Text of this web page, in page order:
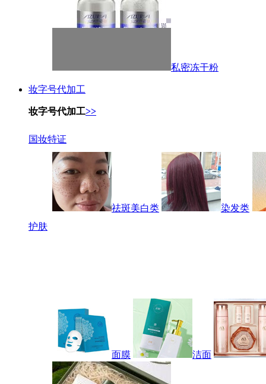
私密冻干粉
妆字号代加工
妆字号代加工>>
国妆特证
祛斑美白类
染发类
护肤
面膜 洁面